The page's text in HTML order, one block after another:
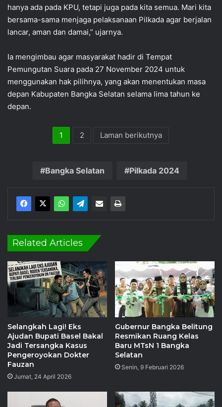
hanya ada pada KPU, tetapi juga pada kita semua. Mari kita
bersama-sama menjaga pelaksanaan Pilkada agar berjalan
lancar, aman dan damai,” ujarnya.
Ia mengimbau agar masyarakat hadir di Tempat
Pemungutan Suara pada 27 November 2024 untuk
menggunakan hak pilihnya, yang akan menentukan masa
depan Kabupaten Bangka Selatan selama lima tahun ke
depan.
1 2 Laman berikutnya
Bangka Selatan Pilkada 2024
Related Articles
Selangkah Lagi! Eks
Ajudan Bupati Basel Bakal
Jadi Tersangka Kasus
Pengeroyokan Dokter
Fauzan
Jumat, 24 April 2026
Gubernur Bangka Belitung
Resmikan Ruang Kelas
Baru MTsN 1 Bangka
Selatan
Senin, 9 Februari 2026